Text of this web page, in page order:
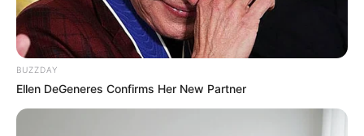
BUZZDAY
Ellen DeGeneres Confirms Her New Partner